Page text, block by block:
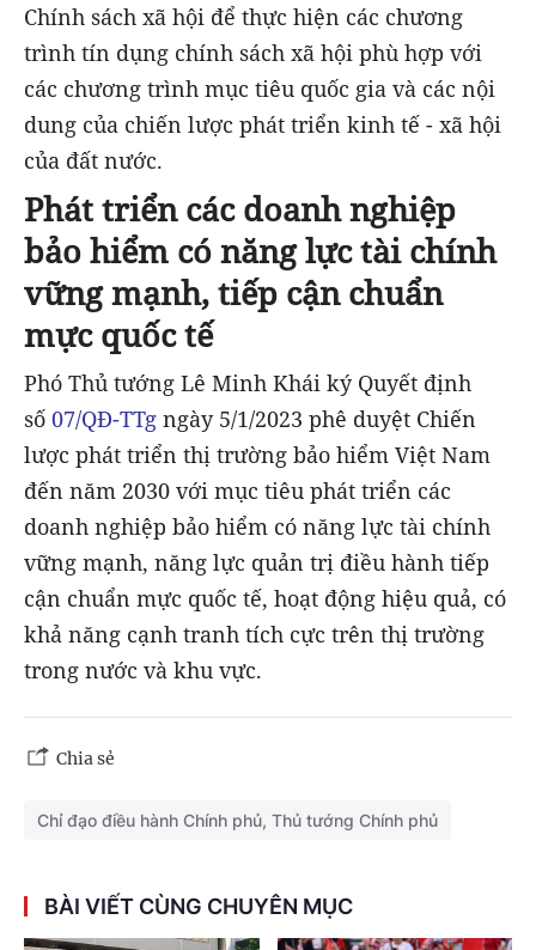
Chính sách xã hội để thực hiện các chương
trình tín dụng chính sách xã hội phù hợp với
các chương trình mục tiêu quốc gia và các nội
dung của chiến lược phát triển kinh tế - xã hội
của đất nước.
Phát triển các doanh nghiệp
bảo hiểm có năng lực tài chính
vững mạnh, tiếp cận chuẩn
mực quốc tế
Phó Thủ tướng Lê Minh Khái ký Quyết định
số 07/QĐ-TTg ngày 5/1/2023 phê duyệt Chiến
lược phát triển thị trường bảo hiểm Việt Nam
đến năm 2030 với mục tiêu phát triển các
doanh nghiệp bảo hiểm có năng lực tài chính
vững mạnh, năng lực quản trị điều hành tiếp
cận chuẩn mực quốc tế, hoạt động hiệu quả, có
khả năng cạnh tranh tích cực trên thị trường
trong nước và khu vực.
Chia sẻ
Chỉ đạo điều hành Chính phủ, Thủ tướng Chính phủ
BÀI VIẾT CÙNG CHUYÊN MỤC